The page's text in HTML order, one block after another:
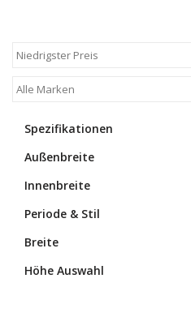
Böden -Stein-, Terrakotta-
Outlet
Antiker Marmor
Spezifikationen
Außenbreite
Innenbreite
Periode & Stil
Breite
Höhe Auswahl